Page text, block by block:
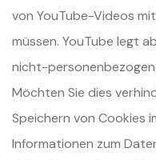
von YouTube-Videos
müssen. YouTube legt
nicht-
Möchten Sie dies
Speichern von Cookies
Informationen zum